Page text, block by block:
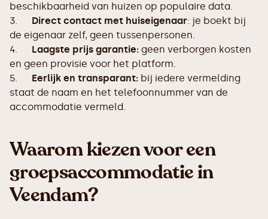
beschikbaarheid van huizen op populaire data.
3. Direct contact met huiseigenaar: je boekt bij
de eigenaar zelf, geen tussenpersonen.
4. Laagste prijs garantie: geen verborgen kosten
en geen provisie voor het platform.
5. Eerlijk en transparant: bij iedere vermelding
staat de naam en het telefoonnummer van de
accommodatie vermeld.
Waarom kiezen voor een
groepsaccommodatie in
Veendam?